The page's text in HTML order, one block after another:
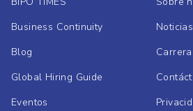
Business Continuity
Blog
Global Hiring Guide
Eventos
Noticias
Carrera